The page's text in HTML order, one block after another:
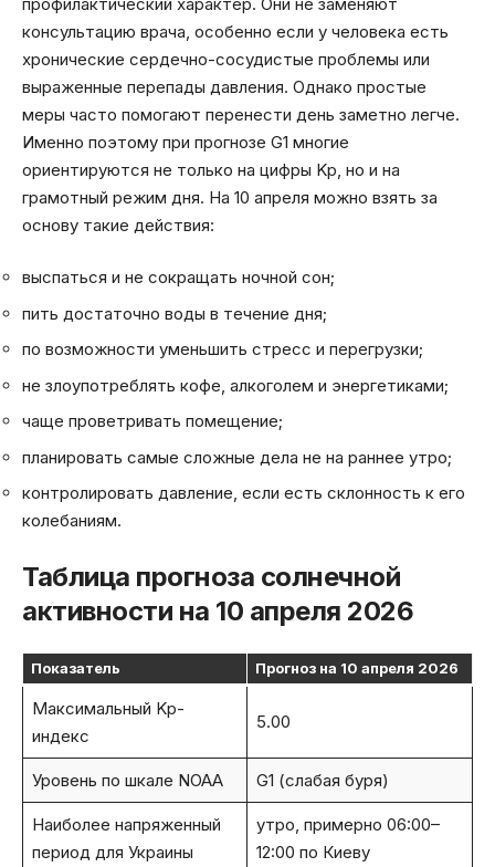
консультацию врача, особенно если у человека есть
хронические сердечно-сосудистые проблемы или
выраженные перепады давления. Однако простые
меры часто помогают перенести день заметно легче.
Именно поэтому при прогнозе G1 многие
ориентируются не только на цифры Kp, но и на
грамотный режим дня. На 10 апреля можно взять за
основу такие действия:
выспаться и не сокращать ночной сон;
пить достаточно воды в течение дня;
по возможности уменьшить стресс и перегрузки;
не злоупотреблять кофе, алкоголем и энергетиками;
чаще проветривать помещение;
планировать самые сложные дела не на раннее утро;
контролировать давление, если есть склонность к его
колебаниям.
Таблица прогноза солнечной
активности на 10 апреля 2026
Показатель Прогноз на 10 апреля 2026
Максимальный Kp-
индекс
5.00
Уровень по шкале NOAA G1 (слабая буря)
Наиболее напряженный
период для Украины
утро, примерно 06:00–
12:00 по Киеву